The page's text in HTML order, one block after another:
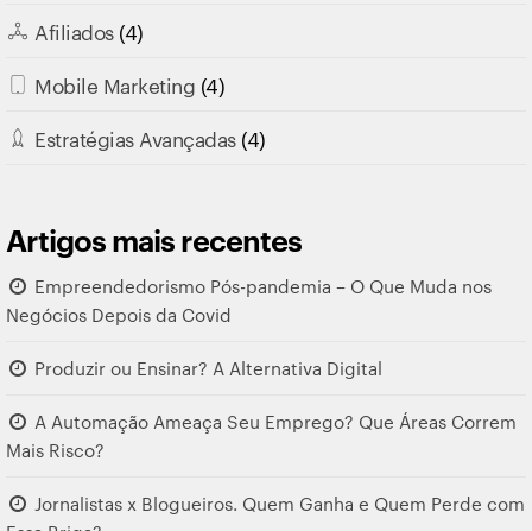
Afiliados(4)
Mobile Marketing (4)
Estratégias Avançadas(4)
Artigos mais recentes
Empreendedorismo Pós-pandemia – O Que Muda nos
Negócios Depois da Covid
Produzir ou Ensinar? A Alternativa Digital
A Automação Ameaça Seu Emprego? Que Áreas Correm
Mais Risco?
Jornalistas x Blogueiros. Quem Ganha e Quem Perde com